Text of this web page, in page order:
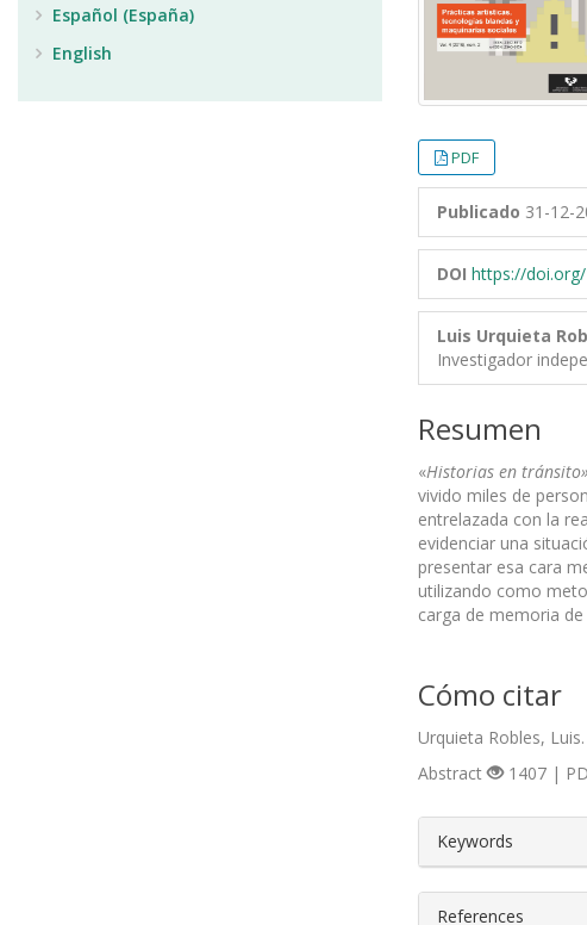
PDF
Publicado 31-12-
DOI https://
Luis Urquieta
Investigador
Resumen
«Historias en tránsito»
vivido miles de
entrelazada con la
evidenciar una
presentar esa cara
utilizando como
carga de memoria
Cómo citar
Urquieta Robles,
Abstract 1407 |
Keywords
References
Español (España)
English